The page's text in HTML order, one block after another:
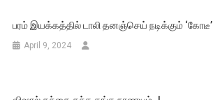
பரம் இயக்கத்தில் டாலி தனஞ்செய் நடிக்கும் ‘கோடீ’
April 9, 2024